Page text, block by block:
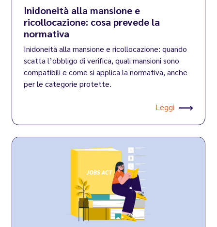
Inidoneità alla mansione e
ricollocazione: cosa prevede la
normativa
Inidoneità alla mansione e ricollocazione: quando
scatta l’obbligo di verifica, quali mansioni sono
compatibili e come si applica la normativa, anche
per le categorie protette.
Leggi